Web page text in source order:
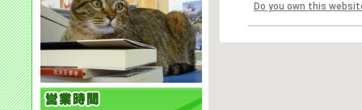
Do you own this